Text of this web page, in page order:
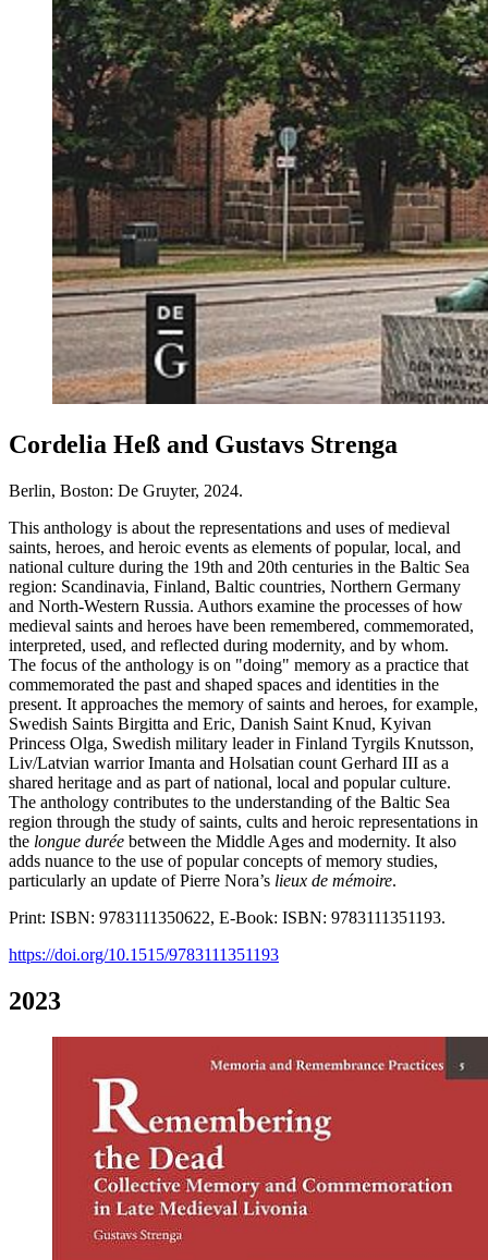
Cordelia Heß and Gustavs Strenga
Berlin, Boston: De Gruyter, 2024.
This anthology is about the representations and uses of medieval
saints, heroes, and heroic events as elements of popular, local, and
national culture during the 19th and 20th centuries in the Baltic Sea
region: Scandinavia, Finland, Baltic countries, Northern Germany
and North-Western Russia. Authors examine the processes of how
medieval saints and heroes have been remembered, commemorated,
interpreted, used, and reflected during modernity, and by whom.
The focus of the anthology is on "doing" memory as a practice that
commemorated the past and shaped spaces and identities in the
present. It approaches the memory of saints and heroes, for example,
Swedish Saints Birgitta and Eric, Danish Saint Knud, Kyivan
Princess Olga, Swedish military leader in Finland Tyrgils Knutsson,
Liv/Latvian warrior Imanta and Holsatian count Gerhard III as a
shared heritage and as part of national, local and popular culture.
The anthology contributes to the understanding of the Baltic Sea
region through the study of saints, cults and heroic representations in
the longue durée between the Middle Ages and modernity. It also
adds nuance to the use of popular concepts of memory studies,
particularly an update of Pierre Nora’s lieux de mémoire.
Print: ISBN: 9783111350622, E-Book: ISBN: 9783111351193.
https://doi.org/10.1515/9783111351193
2023